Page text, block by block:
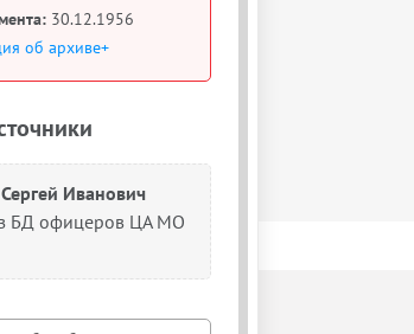
30.12.1956
об архиве+
Иванович
БД офицеров ЦА МО